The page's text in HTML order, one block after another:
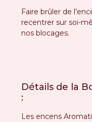
Faire brûler de
recentrer sur soi-
nos blocages.
Détails de la
:
Les encens